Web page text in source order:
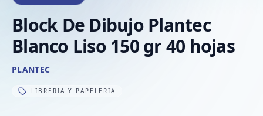
Block De Dibujo Plantec
Blanco Liso 150 gr 40 hojas
PLANTEC
LIBRERIA Y PAPELERIA